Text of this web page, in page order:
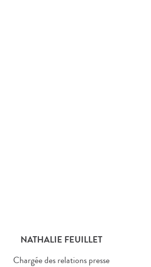
NATHALIE FEUILLET
Chargée des relations presse